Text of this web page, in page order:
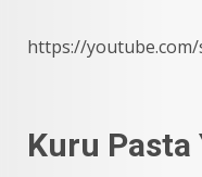
https://youtube.com/
Kuru Pasta